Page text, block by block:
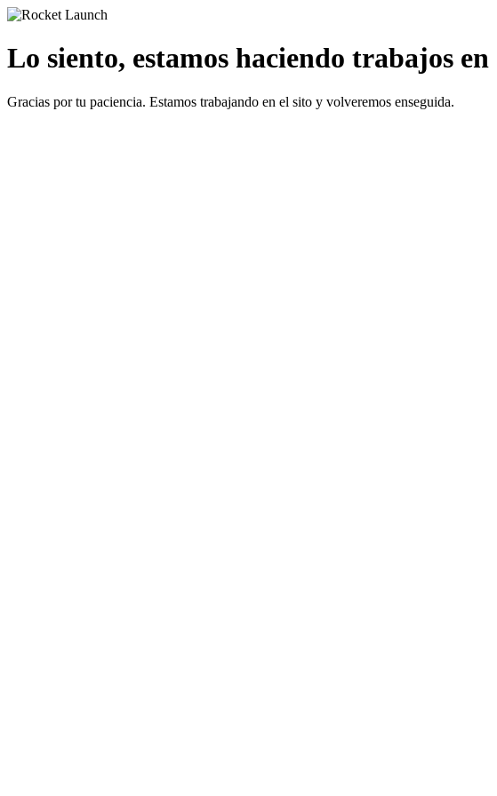
Lo siento, estamos haciendo trabajos
Gracias por tu paciencia. Estamos trabajando en el sito y volveremos enseguida.